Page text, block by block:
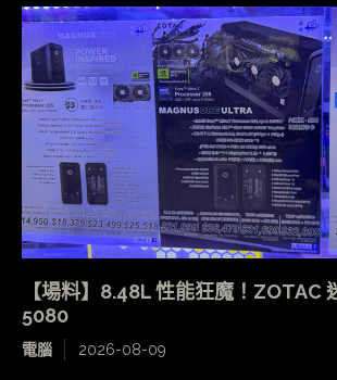
【場料】8.48L 性能狂魔！ZOTAC
5080
電腦 2026-08-09